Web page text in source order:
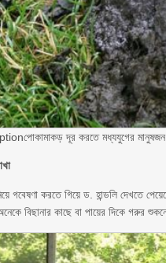
পোকামাকড় দূর করতে মধ্যযুগের মানুষজন
গবেষণা করতে গিয়ে ড. হান্ডলি দেখতে
বিছানার কাছে বা পায়ের দিকে গরুর